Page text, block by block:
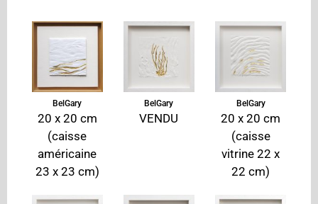
BelGary
20 x 20 cm
(caisse
américaine
23 x 23 cm)
BelGary
VENDU
BelGary
20 x 20 cm
(caisse
vitrine 22 x
22 cm)